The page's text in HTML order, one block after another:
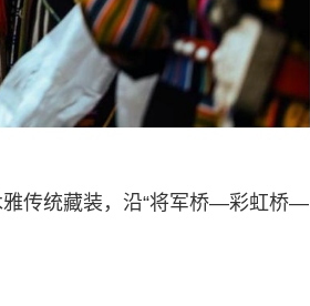
雅传统藏装，沿“将军桥—彩虹桥—